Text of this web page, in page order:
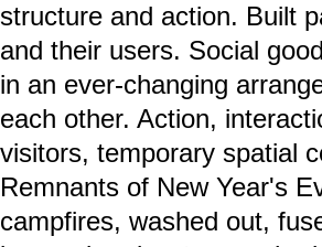
structure and action. Built
and their users. Social
in an ever-changing
each other. Action,
visitors, temporary spatial
Remnants of New Year's
campfires, washed out,